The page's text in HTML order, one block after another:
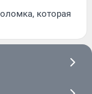
которая